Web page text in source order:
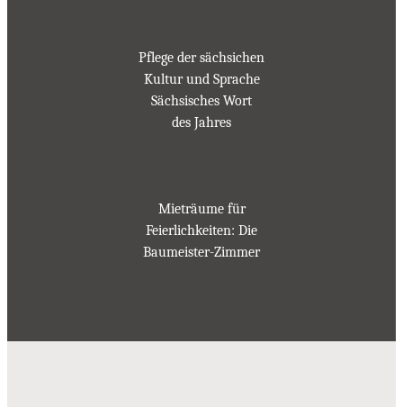
Pflege der sächsichen
Kultur und Sprache
Sächsisches Wort
des Jahres
Mieträume für
Feierlichkeiten: Die
Baumeister-Zimmer